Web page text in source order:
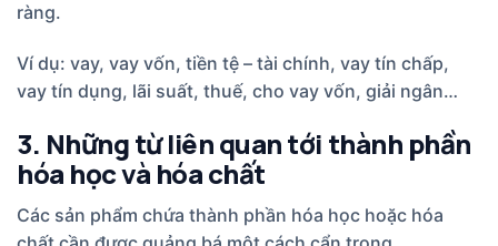
ràng.
Ví dụ: vay, vay vốn, tiền tệ – tài chính, vay tín chấp,
vay tín dụng, lãi suất, thuế, cho vay vốn, giải ngân…
3. Những từ liên quan tới thành phần
hóa học và hóa chất
Các sản phẩm chứa thành phần hóa học hoặc hóa